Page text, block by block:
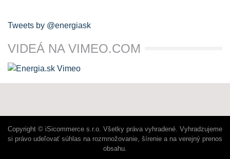
Tweets by @energiask
VIDEÁ NA VIMEO.COM
Copyright © iSicommerce s.r.o. Všetky práva vyhradené. Vyhradzujeme
si právo udeľovať súhlas na rozmnožovanie, šírenie a na verejný prenos
obsahu.